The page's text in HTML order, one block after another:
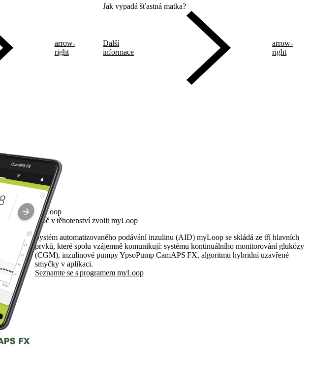
arrow-
right
Jak vypadá šťastná matka?
Další
informace
arrow-
right
myLoop
Proč v těhotenství zvolit myLoop
Systém automatizovaného podávání inzulinu (AID) myLoop se skládá ze tří hlavních
prvků, které spolu vzájemně komunikují: systému kontinuálního monitorování glukózy
(CGM), inzulinové pumpy YpsoPump CamAPS FX, algoritmu hybridní uzavřené
smyčky v aplikaci.
Seznamte se s programem myLoop